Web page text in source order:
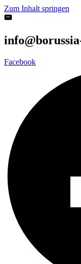
Zum Inhalt springen
Facebook